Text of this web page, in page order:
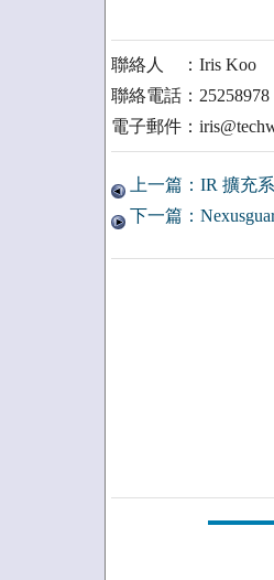
聯絡人 ：Iris Koo
聯絡電話：25258978
電子郵件：
上一篇：IR 擴充
下一篇：